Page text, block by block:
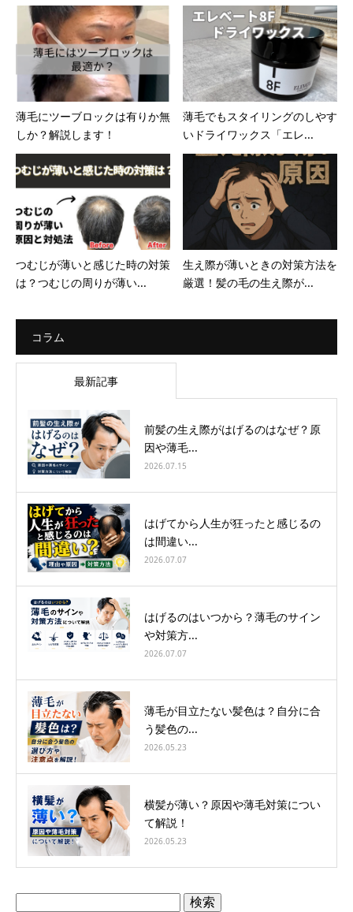
薄毛にツーブロックは有りか無
しか？解説します！
薄毛でもスタイリングのしやす
いドライワックス「エレ...
つむじが薄いと感じた時の対策
は？つむじの周りが薄い...
生え際が薄いときの対策方法を
厳選！髪の毛の生え際が...
コラム
最新記事
前髪の生え際がはげるのはなぜ？原
因や薄毛...
2026.07.15
はげてから人生が狂ったと感じるの
は間違い...
2026.07.07
はげるのはいつから？薄毛のサイン
や対策方...
2026.07.07
薄毛が目立たない髪色は？自分に合
う髪色の...
2026.05.23
横髪が薄い？原因や薄毛対策につい
て解説！
2026.05.23